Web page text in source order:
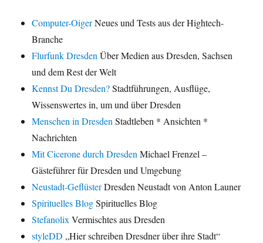
Computer-OigerNeues und Tests aus der Hightech-
Branche
Flurfunk Dresden Über Medien aus Dresden, Sachsen
und dem Rest der Welt
Kennst Du Dresden?Stadtführungen, Ausflüge,
Wissenswertes in, um und über Dresden
Menschen in Dresden Stadtleben * Ansichten *
Nachrichten
Mit Cicerone durch Dresden Michael Frenzel –
Gästeführer für Dresden und Umgebung
Neustadt-GeflüsterDresden Neustadt von Anton Launer
Spirituelles BlogSpirituelles Blog
Stefanolix Vermischtes aus Dresden
styleDD „Hier schreiben Dresdner über ihre Stadt“